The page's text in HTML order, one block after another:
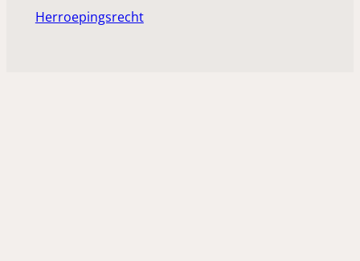
Herroepingsrecht